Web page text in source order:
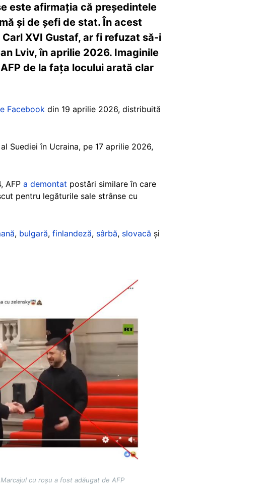
este afirmația că președintele
și de șefi de stat. În acest
XVI Gustaf, ar fi refuzat să-i
Lviv, în aprilie 2026. Imaginile
de la fața locului arată clar
Facebook din 19 aprilie 2026, distribuită
Suediei în Ucraina, pe 17 aprilie 2026,
AFP a demontat postări similare în care
pentru legăturile sale strânse cu
, bulgară, finlandeză, sârbă, slovacă și
cu roșu a fost adăugat de AFP